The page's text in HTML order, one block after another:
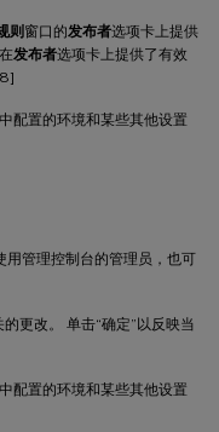
则 窗口的发布者选项卡上提供
发布者选项卡上提供了有效
配置的环境和某些其他设置
用管理控制台的管理员，也可
更改。 单击“确定”以反映当
配置的环境和某些其他设置